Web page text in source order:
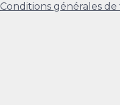
Conditions générales